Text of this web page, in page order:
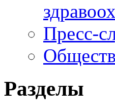
Пресс-
Разделы